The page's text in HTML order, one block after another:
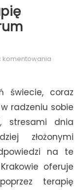
komentowaniaOdkryj
w
Kraków
świecie, coraz
radzeniu sobie
stresami dnia
złożonymi
na te
oferuje
terapię